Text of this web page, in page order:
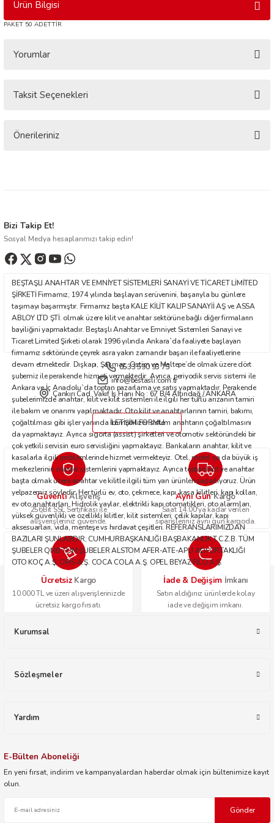
Ürün Bilgisi
PAKET 50 ADETTİR
Yorumlar
Bu ürüne ilk yorumu siz yapın!
Taksit Seçenekleri
Önerileriniz
Ürün resmi kalitesiz, bozuk veya görüntülenemiyor.
Ürün açıklamasında eksik bilgiler bulunuyor.
Ürün bilgilerinde hatalar bulunuyor.
Bu ürüne benzer farklı alternatifler olmalı.
Gönder
Bizi Takip Et!
Sosyal Medya hesaplarımızı takip edin!
BEŞTAŞLI ANAHTAR VE EMNİYET SİSTEMLERİ SANAYİ VE TİCARET LİMİTED
ŞİRKETİ Firmamız, 1974 yılında başlayan serüvenini, başarıyla bu günlere
taşımayı başarmıştır. Firmamız başta KALE KİLİT KALIP SANAYİİ AŞ ve ASSA
ABLOY LTD ŞTİ. olmak üzere kilit ve anahtar sektörüne bağlı diğer firmaların
bayiliğini yapmaktadır. Beştaşlı Anahtar ve Emniyet Sistemleri Sanayi ve
Ticaret Limited Şirketi olarak 1996 yılında Ankara`da faaliyete başlayan
firmamız sektöründe çeyrek asra yakın zamandır başarı ile faaliyetlerine
devam etmektedir. Dışkapı, Şaşmaz, Ostim ve Maltepe’de olmak üzere dört
şubemiz ile perakende hizmeti vermektedir. Ayrıca, periyodik servis sistemi ile
Ankara ve İç Anadolu`da toptan pazarlama ve satış yapmaktadır. Perakende
şubelerimizde anahtar, kilit ve kilit sistemleri ile ilgili her türlü arızanın tamiri
ile bakım ve onarımı yapılmaktadır. Oto kilit ve anahtarlarının tamiri, bakımı,
çoğaltılması gibi işler yanında immobilizer sistem anahtarın çoğaltılmasını
da yapmaktayız. Ayrıca sigorta (assist) şirketleri ve otomotiv sektöründeki bir
çok yetkili servisin euro servisliğini yapmaktayız. Bankaların anahtar, kilit ve
kasalarla ilgili problemlerinde hizmet vermekteyiz. Otel, motel ya da büyük iş
merkezlerinin master sistemlerini yapmaktayız. Ayrıca toptan kilit ve anahtar
başta olmak üzere anahtar ve kilitle ilgili tüm yan ürünleri pazarlıyoruz. Ürün
yelpazemiz şöyledir: Her türlü ev, oto, çekmece, kapı, kasa kilitleri, kapı kolları,
ev oto anahtarları. Hidrolik yaylar, elektrikli kapı otomatikleri, oto alarmları,
yüksek güvenlikli ve özellikli kilitler, kilit sistemleri; çelik kapılar, kapı
aksesuarları, vida, menteşe vs hırdavat çeşitleri. REFERANSLARIMIZDAN
BAZILARI ŞUNLARDIR; CUMHURBAŞKANLIĞI BAŞBAKANLIK T.C.Z.B. TÜM
ŞUBELER QNB TÜM ŞUBELER ALSTOM AFER-ATE-APU ADİ ORTAKLIĞI
OTO KOÇ A.Ş. OPİS A.Ş. COCA COLA A.Ş. OPEL BEYAZ FİLO A.Ş.
0533 590 93 75
info@bestasli.com.tr
Çankırı Cad. Vakıf İş Hanı No : 67 B/4 Altındağ / ANKARA
İLETİŞİM FORMU
GüvenliAlışveriş
256Bit SSL Sertifikası ile
alışverişleriniz güvende.
Aynı GünKargo
Saat 14.00'ya kadar verilen
siparişleriniz aynı gün kargoda.
Ücretsiz Kargo
10.000 TL ve üzeri alışverişlerinizde
ücretsiz kargo fırsatı.
İade & Değişim İmkanı
Satın aldığınız ürünlerde kolay
iade ve değişim imkanı.
Kurumsal
Sözleşmeler
Yardım
E-Bülten Aboneliği
En yeni fırsat, indirim ve kampanyalardan haberdar olmak için bültenimize kayıt
olun.
Gönder